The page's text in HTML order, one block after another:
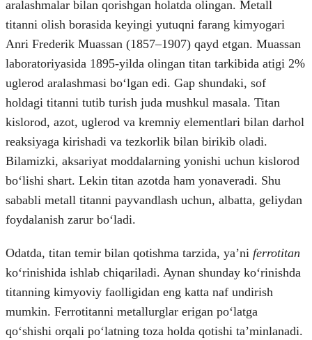
aralashmalar bilan qorishgan holatda olingan. Metall
titanni olish borasida keyingi yutuqni farang kimyogari
Anri Frederik Muassan (1857–1907) qayd etgan. Muassan
laboratoriyasida 1895-yilda olingan titan tarkibida atigi 2%
uglerod aralashmasi boʻlgan edi. Gap shundaki, sof
holdagi titanni tutib turish juda mushkul masala. Titan
kislorod, azot, uglerod va kremniy elementlari bilan darhol
reaksiyaga kirishadi va tezkorlik bilan birikib oladi.
Bilamizki, aksariyat moddalarning yonishi uchun kislorod
boʻlishi shart. Lekin titan azotda ham yonaveradi. Shu
sababli metall titanni payvandlash uchun, albatta, geliydan
foydalanish zarur boʻladi.
Odatda, titan temir bilan qotishma tarzida, yaʼni ferrotitan
koʻrinishida ishlab chiqariladi. Aynan shunday koʻrinishda
titanning kimyoviy faolligidan eng katta naf undirish
mumkin. Ferrotitanni metallurglar erigan poʻlatga
qoʻshishi orqali poʻlatning toza holda qotishi taʼminlanadi.